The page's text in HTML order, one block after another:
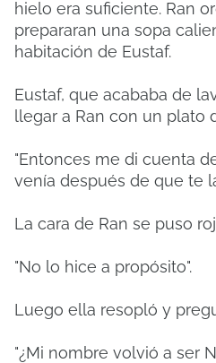
hielo era suficiente. Ran
prepararan una sopa
habitación de Eustaf.
Eustaf, que acababa de
llegar a Ran con un plato
"Entonces me di cuenta
venía después de que te
La cara de Ran se puso
"No lo hice a propósito".
Luego ella resopló y
"¿Mi nombre volvió a ser